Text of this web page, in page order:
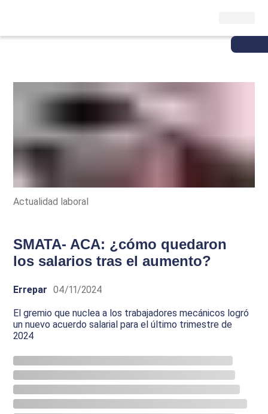
Actualidad laboral
SMATA- ACA: ¿cómo quedaron
los salarios tras el aumento?
Errepar 04/11/2024
El gremio que nuclea a los trabajadores mecánicos logró
un nuevo acuerdo salarial para el último trimestre de
2024